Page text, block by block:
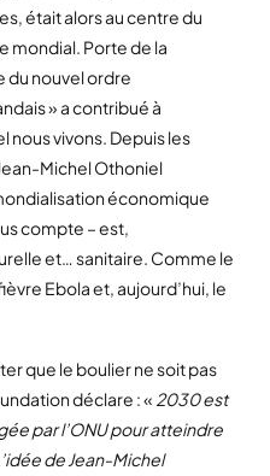
était alors au centre du
mondial. Porte de la
du nouvel ordre
» a contribué à
nous vivons. Depuis les
Michel Othoniel
économique
compte – est,
et… sanitaire. Comme le
Ebola et, aujourd’hui, le
que le boulier ne soit pas
déclare : « 2030 est
par l’ONU pour atteindre
de Jean-Michel